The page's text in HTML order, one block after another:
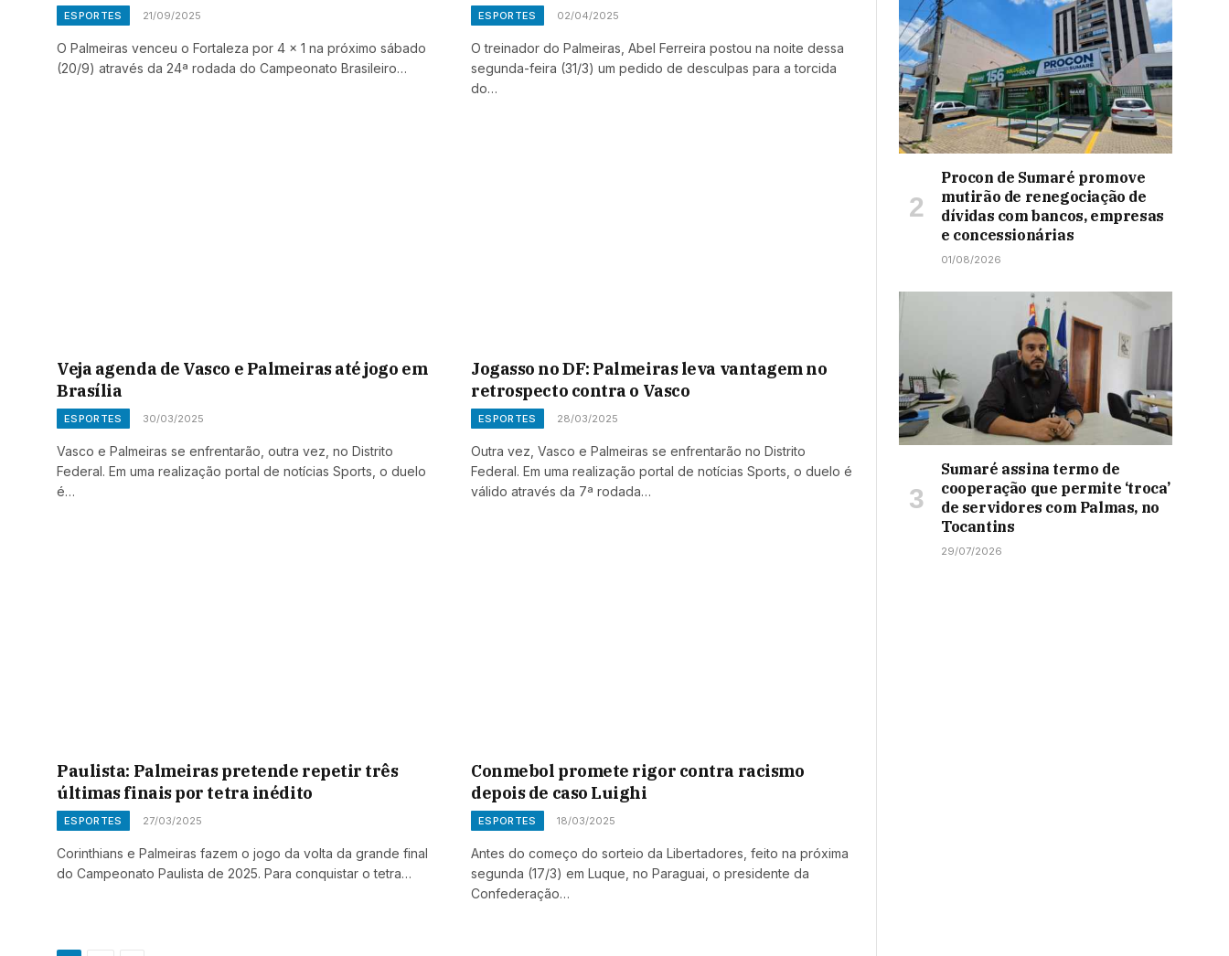
ESPORTES 21/09/2025
O Palmeiras venceu o Fortaleza por 4 x 1 na próximo sábado
(20/9) através da 24ª rodada do Campeonato Brasileiro…
ESPORTES 02/04/2025
O treinador do Palmeiras, Abel Ferreira postou na noite dessa
segunda-feira (31/3) um pedido de desculpas para a torcida
do…
Veja agenda de Vasco e Palmeiras até jogo em
Brasília
ESPORTES 30/03/2025
Vasco e Palmeiras se enfrentarão, outra vez, no Distrito
Federal. Em uma realização portal de notícias Sports, o duelo
é…
Jogasso no DF: Palmeiras leva vantagem no
retrospecto contra o Vasco
ESPORTES 28/03/2025
Outra vez, Vasco e Palmeiras se enfrentarão no Distrito
Federal. Em uma realização portal de notícias Sports, o duelo é
válido através da 7ª rodada…
Paulista: Palmeiras pretende repetir três
últimas finais por tetra inédito
ESPORTES 27/03/2025
Corinthians e Palmeiras fazem o jogo da volta da grande final
do Campeonato Paulista de 2025. Para conquistar o tetra…
Conmebol promete rigor contra racismo
depois de caso Luighi
ESPORTES 18/03/2025
Antes do começo do sorteio da Libertadores, feito na próxima
segunda (17/3) em Luque, no Paraguai, o presidente da
Confederação…
Procon de Sumaré promove
mutirão de renegociação de
dívidas com bancos, empresas
e concessionárias
01/08/2026
Sumaré assina termo de
cooperação que permite ‘troca’
de servidores com Palmas, no
Tocantins
29/07/2026